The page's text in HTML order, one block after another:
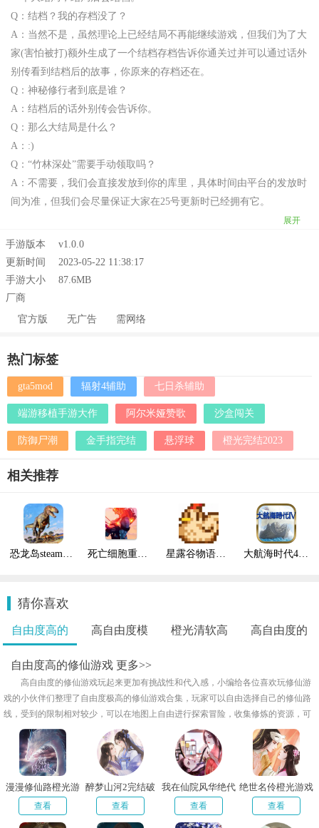
Q：结档？我的存档没了？
A：当然不是，虽然理论上已经结局不再能继续游戏，但我们为了大
家(害怕被打)额外生成了一个结档存档告诉你通关过并可以通过话外
别传看到结档后的故事，你原来的存档还在。
Q：神秘修行者到底是谁？
A：结档后的话外别传会告诉你。
Q：那么大结局是什么？
A：:)
Q：“竹林深处”需要手动领取吗？
A：不需要，我们会直接发放到你的库里，具体时间由平台的发放时
间为准，但我们会尽量保证大家在25号更新时已经拥有它。
展开
手游版本
v1.0.0
更新时间
2023-05-22 11:38:17
手游大小
87.6MB
厂商
官方版
无广告 需网络
热门标签
gta5mod 辐射4辅助 七日杀辅助
端游移植手游大作 阿尔米娅赞歌 沙盒闯关
防御尸潮 金手指完结 悬浮球 橙光完结2023
相关推荐
恐龙岛steam手机版 死亡细胞重返恶魔城 星露谷物语多个配偶mod 大航海时代4威力加强版HD
猜你喜欢
自由度高的 高自由度模 橙光清软高 高自由度的
自由度高的修仙游戏 更多>>
高自由度的修仙游戏玩起来更加有挑战性和代入感，小编给各位喜欢玩修仙游
戏的小伙伴们整理了自由度极高的修仙游戏合集，玩家可以自由选择自己的修仙路
线，受到的限制相对较少，可以在地图上自由进行探索冒险，收集修炼的资源，可
以独善其身也可以养成宗门，玩法非常丰富，喜欢的朋友快来下载吧！
漫漫修仙路橙光游
戏
查看
醉梦山河2完结破
解版
查看
我在仙院风华绝代
破解版
查看
绝世名伶橙光游戏
破解版金手指
查看